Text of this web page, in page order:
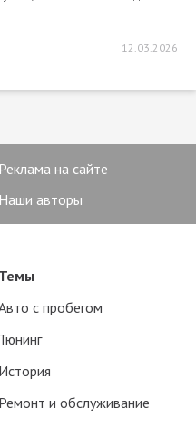
12.03.2026
Реклама на сайте
Наши авторы
Темы
с пробегом
Тюнинг
История
Ремонт и обслуживание